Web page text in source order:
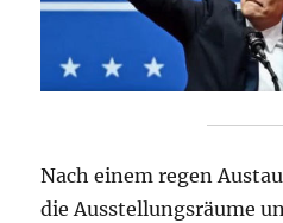
Nach einem regen
die Ausstellungsräume